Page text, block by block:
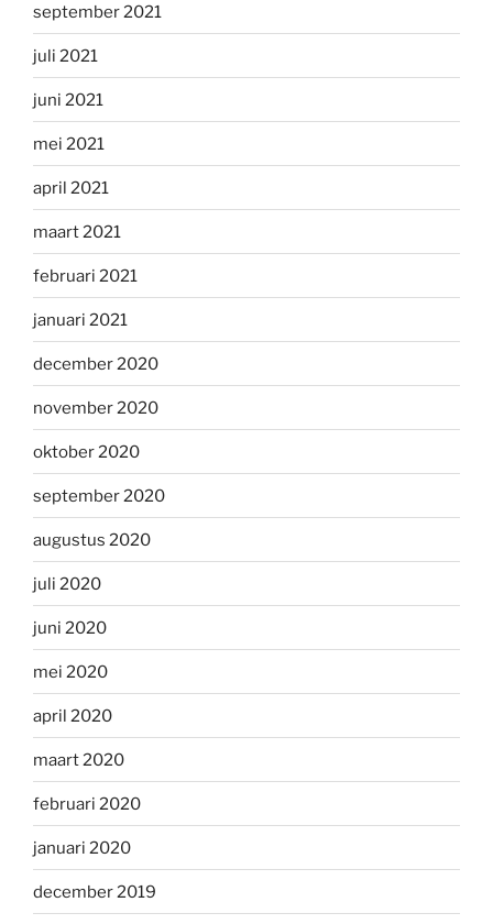
september 2021
juli 2021
juni 2021
mei 2021
april 2021
maart 2021
februari 2021
januari 2021
december 2020
november 2020
oktober 2020
september 2020
augustus 2020
juli 2020
juni 2020
mei 2020
april 2020
maart 2020
februari 2020
januari 2020
december 2019